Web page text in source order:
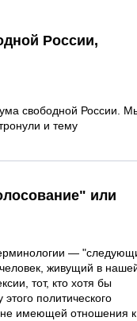
России,
свободной России.
и тему
или
—
живущий в
тот, кто хотя бы
политического
имеющей отношения к